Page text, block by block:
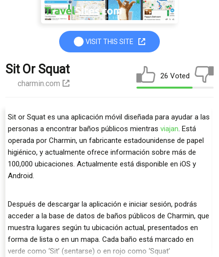
VISIT THIS SITE
Sit Or Squat
charmin.com
26 Voted
Sit or Squat es una aplicación móvil diseñada para ayudar a las
personas a encontrar baños públicos mientras viajan. Está
operada por Charmin, un fabricante estadounidense de papel
higiénico, y actualmente ofrece información sobre más de
100,000 ubicaciones. Actualmente está disponible en iOS y
Android.
Después de descargar la aplicación e iniciar sesión, podrás
acceder a la base de datos de baños públicos de Charmin, que
muestra lugares según tu ubicación actual, presentados en
forma de lista o en un mapa. Cada baño está marcado en
verde como ‘Sit’ (sentarse) o en rojo como ‘Squat’